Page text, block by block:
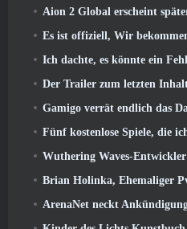
Aion 2 Global erscheint später in
Es ist offiziell, Wir
Ich dachte, es könnte ein Fehler von Neverness to Everness sein, das
Der Trailer zum letzten
Gamigo verrät endlich das Datum für die Rückkehr
Fünf kostenlose Spiele, die ich beim
Wuthering Waves-Entwickler diskutieren über
Brian Holinka, Ehemaliger PvP-Designspezialist von World
ArenaNet neckt